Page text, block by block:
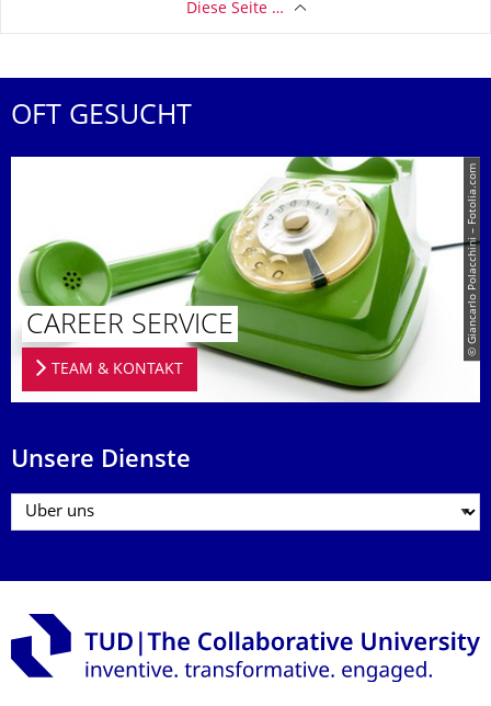
Diese Seite …
OFT GESUCHT
© Giancarlo Polacchini – Fotolia.com
CAREER SERVICE
TEAM & KONTAKT
Unsere Dienste